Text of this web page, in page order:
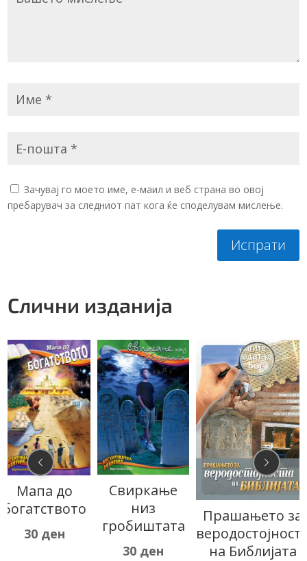
Зачувај го моето име, е-маил и веб страна во овој
пребарувач за следниот пат кога ќе споделувам мислење.
Испрати
Слични изданија
Мапа до
богатството
30 ден
Свиркање
низ
гробиштата
30 ден
Прашањето за
на Библијата